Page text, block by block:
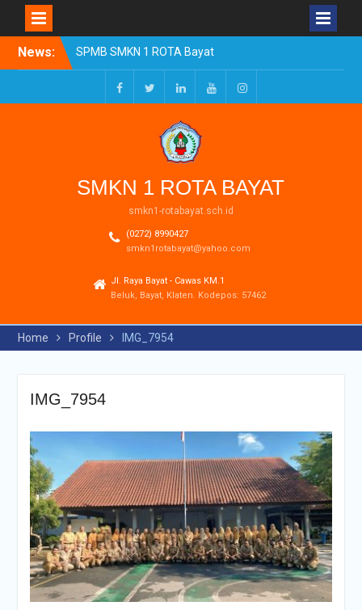
News:
SPMB SMKN 1 ROTA Bayat
Tahun Ajaran 2026/2027
Resmi Dibuka
Pengumuman Kelulusan
Tahun Ajaran 2025-2026
Realisasi Dana BOSP
Reguler Tahap 1 Tahun
FacebookTwitterLinkedInYoutubeInstagram
SMKN 1 ROTA BAYAT
smkn1-rotabayat.sch.id
(0272) 8990427
smkn1rotabayat@yahoo.com
Jl. Raya Bayat - Cawas KM.1
Beluk, Bayat, Klaten. Kodepos: 57462
Home Profile IMG_7954
IMG_7954